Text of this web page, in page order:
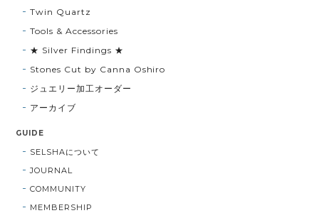
Twin Quartz
Tools & Accessories
★ Silver Findings ★
Stones Cut by Canna Oshiro
ジュエリー加工オーダー
アーカイブ
GUIDE
SELSHAについて
JOURNAL
COMMUNITY
MEMBERSHIP